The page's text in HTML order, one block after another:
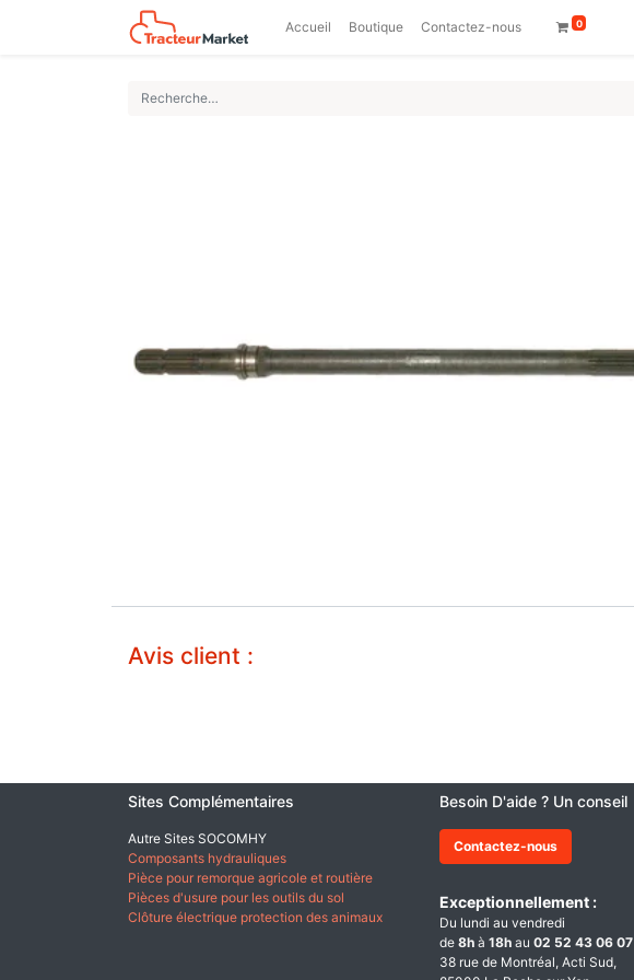
Accueil Boutique Contactez-nous 0
Avis client :
Sites Complémentaires
Autre Sites SOCOMHY
Composants hydrauliques
Pièce pour remorque agricole et routière
Pièces d'usure pour les outils du sol
Clôture électrique protection des animaux
Besoin D'aide ? Un conseil
Contactez-nous
Exceptionnellement :
Du lundi au vendredi
de 8h à 18h au 02 52 43 06 07
38 rue de Montréal, Acti Sud,